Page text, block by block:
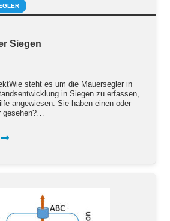
Siegen
steht es um die Mauersegler in
in Siegen zu erfassen,
angewiesen. Sie haben einen oder
gesehen?…